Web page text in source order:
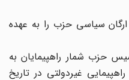
سیاسی حزب را به عهده
حزب شمار راهپیمایان به
غیر‌دولتی در تاریخ